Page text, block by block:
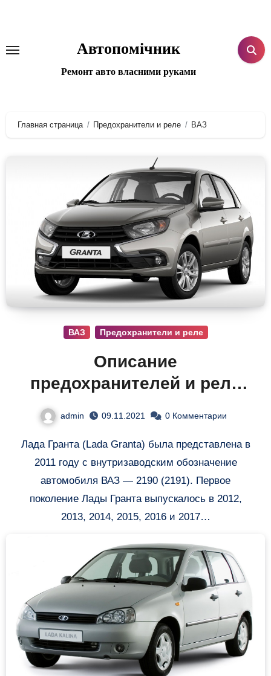
Автопомічник
Ремонт авто власними руками
Главная страница Предохранители и реле ВАЗ
ВАЗ Предохранители и реле
Описание
предохранителей и реле
admin 09.11.2021 0 Комментарии
Лада Гранта (Lada Granta) была представлена в
2011 году с внутризаводским обозначение
автомобиля ВАЗ — 2190 (2191). Первое
поколение Лады Гранта выпускалось в 2012,
2013, 2014, 2015, 2016 и 2017…